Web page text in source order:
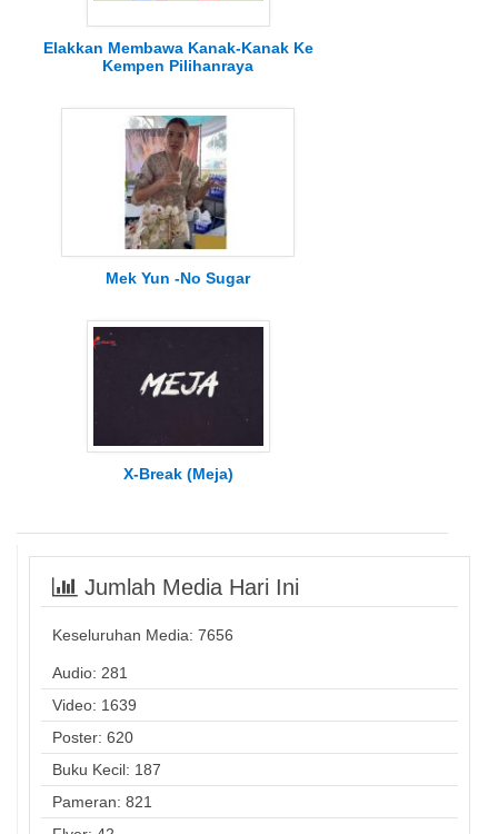
Elakkan Membawa Kanak-Kanak Ke
Kempen Pilihanraya
Mek Yun -No Sugar
X-Break (Meja)
Jumlah Media Hari Ini
Keseluruhan Media: 7656
Audio: 281
Video: 1639
Poster: 620
Buku Kecil: 187
Pameran: 821